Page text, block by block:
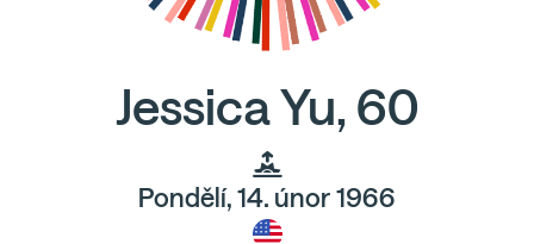
Jessica Yu, 60
Pondělí, 14. únor 1966